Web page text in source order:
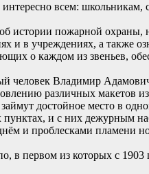
всем: школьникам,
истории пожарной
и в учреждениях, а также
о каждом из звеньев,
человек Владимир
различных макетов
достойное место в
и с них дежурным
и проблесками пламени
в первом из которых с 1903